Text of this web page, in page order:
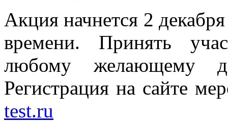
Акция начнется 2
времени. Принять
любому желающему
Регистрация на сайте
test.ru